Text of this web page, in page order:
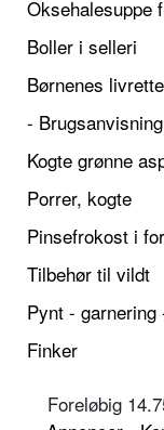
Oksehalesuppe
Boller i selleri
Børnenes
- Brugsanvisning
Kogte grønne
Porrer, kogte
Pinsefrokost i
Tilbehør til vildt
Pynt - garnering
Finker
Foreløbig